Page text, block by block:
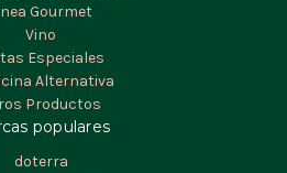
Gourmet
Vino
Especiales
Alternativa
Productos
populares
doterra